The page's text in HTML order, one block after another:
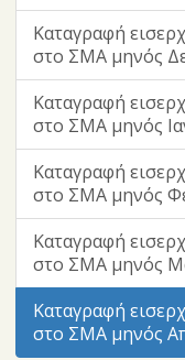
Καταγραφή
στο ΣΜΑ μηνός
Καταγραφή
στο ΣΜΑ μηνός
Καταγραφή
στο ΣΜΑ μηνός
Καταγραφή
στο ΣΜΑ μηνός
Καταγραφή
στο ΣΜΑ μηνός